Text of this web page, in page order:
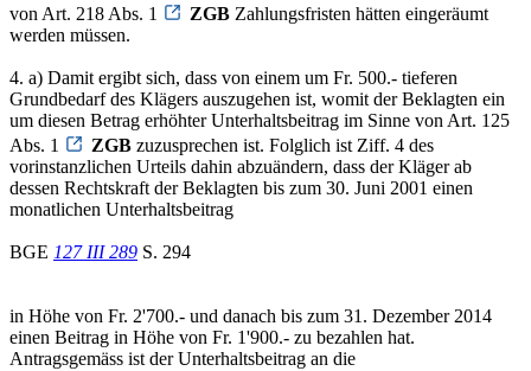
von Art. 218 Abs. 1
ZGB Zahlungsfristen hätten eingeräumt
werden müssen.
4. a) Damit ergibt sich, dass von einem um Fr. 500.- tieferen
Grundbedarf des Klägers auszugehen ist, womit der Beklagten ein
um diesen Betrag erhöhter Unterhaltsbeitrag im Sinne von Art. 125
Abs. 1
ZGB zuzusprechen ist. Folglich ist Ziff. 4 des
vorinstanzlichen Urteils dahin abzuändern, dass der Kläger ab
dessen Rechtskraft der Beklagten bis zum 30. Juni 2001 einen
monatlichen Unterhaltsbeitrag
BGE 127 III 289 S. 294
in Höhe von Fr. 2'700.- und danach bis zum 31. Dezember 2014
einen Beitrag in Höhe von Fr. 1'900.- zu bezahlen hat.
Antragsgemäss ist der Unterhaltsbeitrag an die